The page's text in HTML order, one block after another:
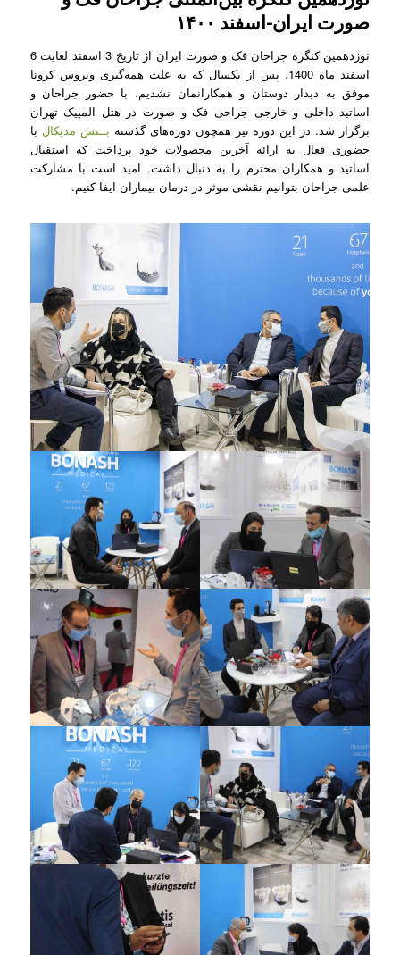
صورت ایران-اسفند ۱۴۰۰
نوزدهمین کنگره جراحان فک و صورت ایران از تاریخ 3 اسفند لغایت 6
اسفند ماه 1400، پس از یکسال که به علت همه‌گیری ویروس کرونا
موفق به دیدار دوستان و همکارانمان نشدیم، با حضور جراحان و
اساتید داخلی و خارجی جراحی فک و صورت در هتل المپیک تهران
برگزار شد. در این دوره نیز همچون دوره‌های گذشته بــنش مدیکال با
حضوری فعال به ارائه آخرین محصولات خود پرداخت که استقبال
اساتید و همکاران محترم را به دنبال داشت. امید است با مشارکت
علمی جراحان بتوانیم نقشی موثر در درمان بیماران ایفا کنیم.